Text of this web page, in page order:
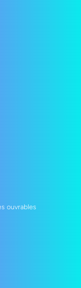
ouvrables